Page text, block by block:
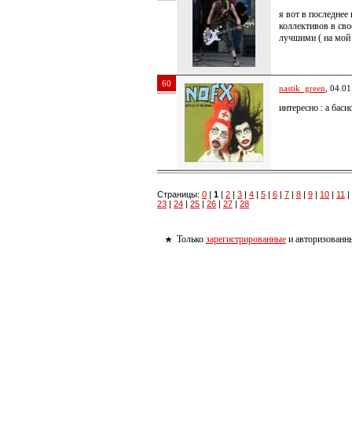
я вот в
коллективов в
лучшими ( на мой
60 nastik_green ,
интересно : а
Страницы: 0 | 1 | 2 | 3 | 4 | 5 | 6 | 7 | 8 | 9 | 10 | 11 |
23 | 24 | 25 | 26 | 27 | 28
Только зарегистрированные и